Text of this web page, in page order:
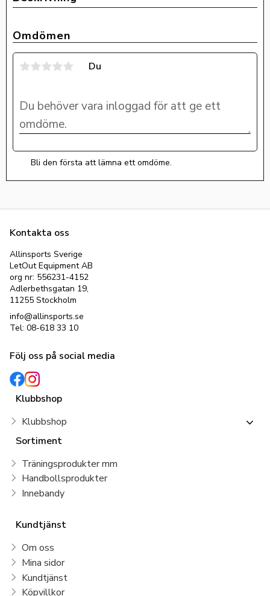
Omdömen
Du
Bli den första att lämna ett omdöme.
Kontakta oss
Allinsports Sverige
LetOut Equipment AB
org nr: 556231-4152
Adlerbethsgatan 19,
11255 Stockholm
info@allinsports.se
Tel: 08-618 33 10
Följ oss på social media
Klubbshop
Klubbshop
Sortiment
Träningsprodukter mm
Handbollsprodukter
Innebandy
Kundtjänst
Om oss
Mina sidor
Kundtjänst
Köpvillkor